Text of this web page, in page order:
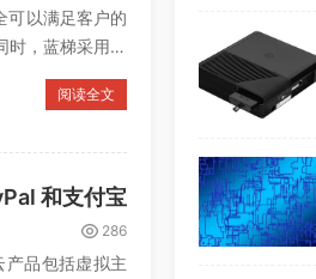
可以满足客户的
，蓝梯采用顶
阅读全文
和支付宝
286
品包括虚拟主